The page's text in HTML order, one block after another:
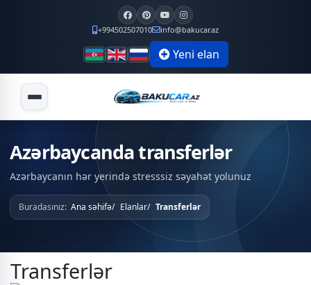
+994502507010 info@bakucar.az
Yeni elan
Azərbaycanda transferlər
Azərbaycanın hər yerində stresssiz səyahət yolunuz
Buradasınız: Ana səhifə Elanlar Transferlər
Transferlər